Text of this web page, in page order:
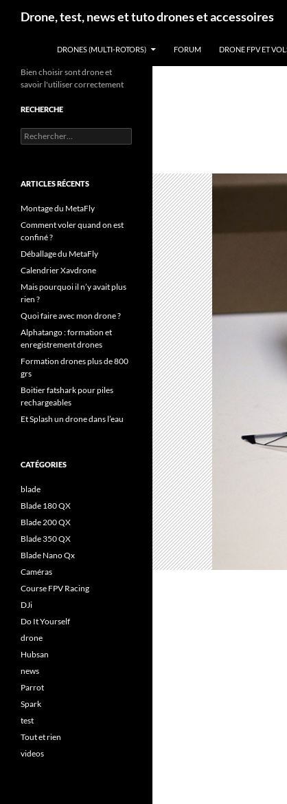
Drone, test, news et tuto drones et accessoires
DRONES (MULTI-ROTORS) FORUM DRONE FPV ET
Bien choisir sont drone et
savoir l'utiliser correctement
RECHERCHE
Rechercher :
ARTICLES RÉCENTS
Montage du MetaFly
Comment voler quand on est
confiné ?
Déballage du MetaFly
Calendrier Xavdrone
Mais pourquoi il n’y avait plus
rien ?
Quoi faire avec mon drone ?
Alphatango : formation et
enregistrement drones
Formation drones plus de 800
grs
Boitier fatshark pour piles
rechargeables
Et Splash un drone dans l’eau
CATÉGORIES
blade
Blade 180 QX
Blade 200 QX
Blade 350 QX
Blade Nano Qx
Caméras
Course FPV Racing
DJi
Do It Yourself
drone
Hubsan
news
Parrot
Spark
test
Tout et rien
videos